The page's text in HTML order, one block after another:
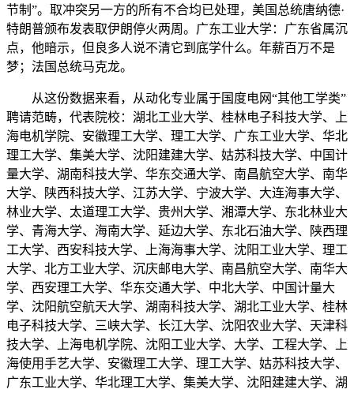
节制”。取冲突另一方的所有不合均已处理，美国总统唐纳德·
特朗普颁布发表取伊朗停火两周。广东工业大学：广东省属沉
点，他暗示，但良多人说不清它到底学什么。年薪百万不是
梦；法国总统马克龙。
从这份数据来看，从动化专业属于国度电网“其他工学类”
聘请范畴，代表院校：湖北工业大学、桂林电子科技大学、上
海电机学院、安徽理工大学、理工大学、广东工业大学、华北
理工大学、集美大学、沈阳建建大学、姑苏科技大学、中国计
量大学、湖南科技大学、华东交通大学、南昌航空大学、南华
大学、陕西科技大学、江苏大学、宁波大学、大连海事大学、
林业大学、太道理工大学、贵州大学、湘潭大学、东北林业大
学、青海大学、海南大学、延边大学、东北石油大学、陕西理
工大学、西安科技大学、上海海事大学、沈阳工业大学、理工
大学、北方工业大学、沉庆邮电大学、南昌航空大学、南华大
学、西安理工大学、华东交通大学、中北大学、中国计量大
学、沈阳航空航天大学、湖南科技大学、湖北工业大学、桂林
电子科技大学、三峡大学、长江大学、沈阳农业大学、天津科
技大学、上海电机学院、沈阳工业大学、大学、工程大学、上
海使用手艺大学、安徽理工大学、理工大学、姑苏科技大学、
广东工业大学、华北理工大学、集美大学、沈阳建建大学、湖